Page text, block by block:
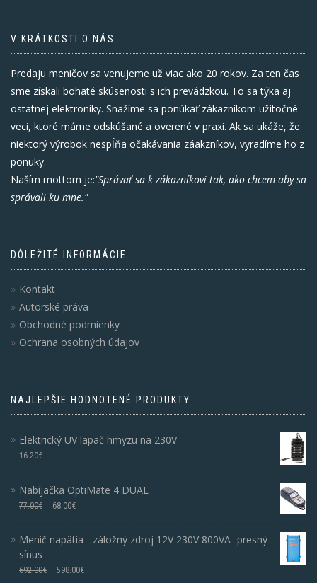
V KRÁTKOSTI O NÁS
Predaju meničov sa venujeme už viac ako 20 rokov. Za ten čas
sme získali bohaté skúsenosti s ich prevádzkou. To sa týka aj
ostatnej elektroniky. Snažíme sa ponúkať zákazníkom užitočné
veci, ktoré máme odskúšané a overené v praxi. Ak sa ukáže, že
niektorý výrobok nespĺňa očakávania záakzníkov, vyradíme ho z
ponuky.
Naším mottom je:"Správať sa k zákazníkovi tak, ako chcem aby sa
správali ku mne."
DÔLEŽITÉ INFORMÁCIE
Kontakt
Autorské práva
Obchodné podmienky
Ochrana osobných údajov
NAJLEPŠIE HODNOTENÉ PRODUKTY
Elektrický UV lapač hmyzu na 230V
16.20€
Nabíjačka OptiMate 4 DUAL
77.00€ 68.00€
Menič napätia - záložný zdroj 12V 230V 800VA -presný
sínus
692.00€ 598.00€